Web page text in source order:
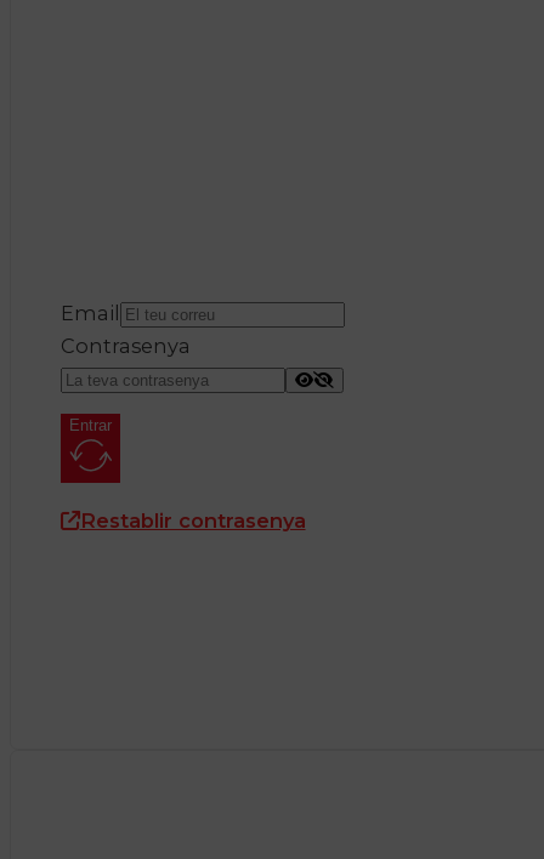
Email
Contrasenya
Entrar
Restablir contrasenya